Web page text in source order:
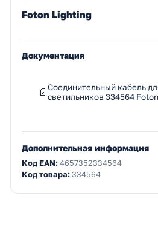
Foton Lighting
Документация
Соединительный кабель
светильников 334564
Дополнительная информация
Код EAN:4657352334564
Код товара:334564